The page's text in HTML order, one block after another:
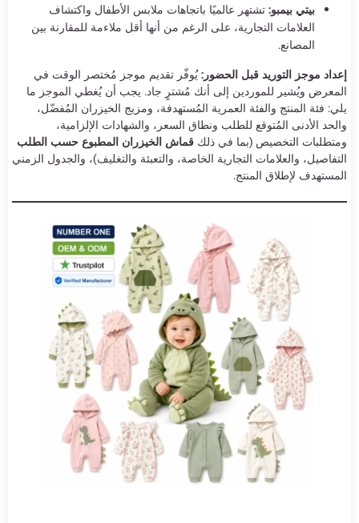
بيتي بيمبو: تشتهر عالميًا باتجاهات ملابس الأطفال واكتشاف
العلامات التجارية، على الرغم من أنها أقل ملاءمة للمقارنة بين
المصانع.
إعداد موجز التوريد قبل الحضور:يُوفّر تقديم موجز مُختصر الوقت في
المعرض ويُشير للموردين إلى أنك مُشترٍ جاد. يجب أن يُغطي الموجز ما
يلي: فئة المنتج والفئة العمرية المُستهدفة، ومزيج الخيزران المُفضّل،
والحد الأدنى المُتوقع للطلب ونطاق السعر، والشهادات الإلزامية،
ومتطلبات التخصيص (بما في ذلك قماش الخيزران المطبوع حسب الطلب
التفاصيل، والعلامات التجارية الخاصة، والتعبئة والتغليف)، والجدول الزمني
المستهدف لإطلاق المنتج.